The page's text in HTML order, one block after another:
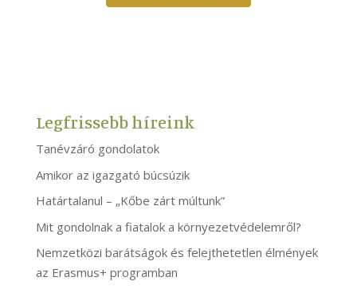
Legfrissebb híreink
Tanévzáró gondolatok
Amikor az igazgató búcsúzik
Határtalanul – „Kőbe zárt múltunk”
Mit gondolnak a fiatalok a környezetvédelemről?
Nemzetközi barátságok és felejthetetlen élmények
az Erasmus+ programban